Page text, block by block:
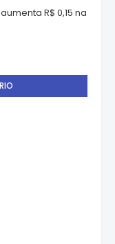
R$ 0,15 na